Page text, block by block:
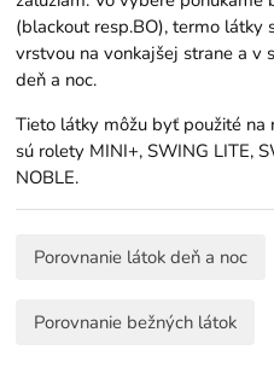
(blackout resp.BO), termo látky
vrstvou na vonkajšej strane a v
deň a noc.
Tieto látky môžu byť použité na
sú rolety MINI+, SWING LITE,
NOBLE.
Porovnanie látok deň a noc
Porovnanie bežných látok